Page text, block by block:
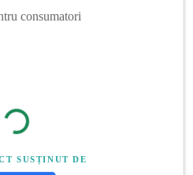
consumatori
SUSȚINUT DE